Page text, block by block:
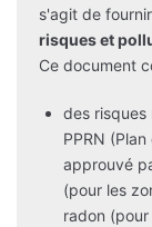
s'agit de
risques et
Ce document
des risques
PPRN
approuvé
(pour les
radon